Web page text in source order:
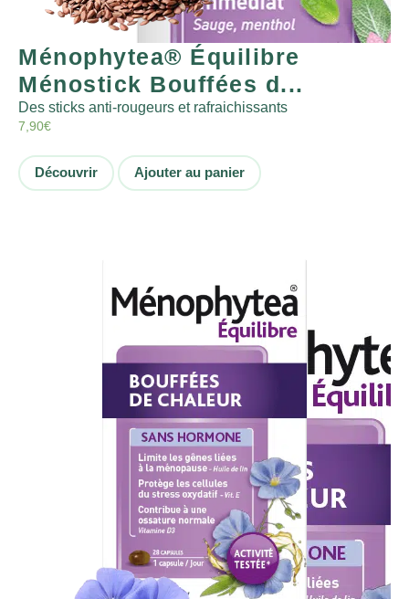
Ménophytea® Équilibre
Ménostick Bouffées d...
Des sticks anti-rougeurs et rafraichissants
7,90€
Découvrir Ajouter au panier